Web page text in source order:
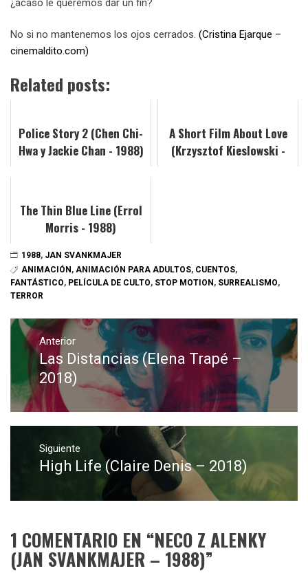
¿acaso le queremos dar un fin?
No si no mantenemos los ojos cerrados. (Cristina Ejarque –
cinemaldito.com)
Related posts:
Police Story 2 (Chen Chi-
Hwa y Jackie Chan - 1988)
A Short Film About Love
(Krzysztof Kieslowski -
The Thin Blue Line (Errol
Morris - 1988)
1988, JAN SVANKMAJER
ANIMACIÓN, ANIMACIÓN PARA ADULTOS, CUENTOS,
FANTÁSTICO, PELÍCULA DE CULTO, STOP MOTION , SURREALISMO,
TERROR
Navegación
de
entradas
Anterior
Entrada
anterior:
Las Distancias (Elena Trapé –
2018)
Siguiente
Entrada
High Life (Claire Denis – 2018)
1 COMENTARIO EN “NECO Z ALENKY
(JAN SVANKMAJER – 1988)”